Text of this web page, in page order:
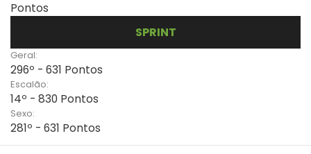
Pontos
SPRINT
Geral:
296º - 631 Pontos
Escalão:
14º - 830 Pontos
Sexo:
281º - 631 Pontos